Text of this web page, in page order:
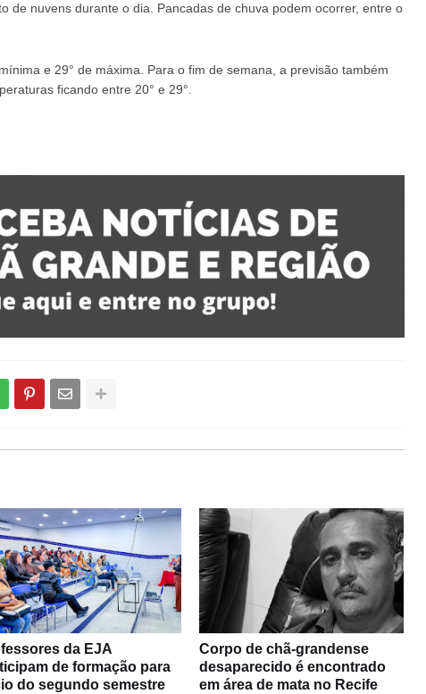
de nuvens durante o dia. Pancadas de chuva podem ocorrer, entre o
e 29° de máxima. Para o fim de semana, a previsão também
ficando entre 20° e 29°.
da EJA
de formação para
do segundo semestre
Corpo de chã-grandense
desaparecido é encontrado
em área de mata no Recife